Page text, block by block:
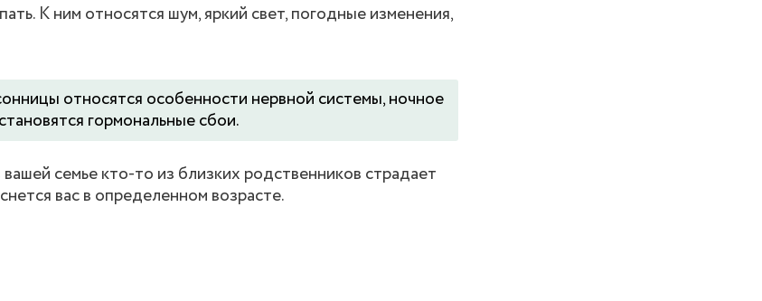
К ним относятся шум, яркий свет, погодные изменения,
относятся особенности нервной системы, ночное
гормональные сбои.
семье кто-то из близких родственников страдает
вас в определенном возрасте.